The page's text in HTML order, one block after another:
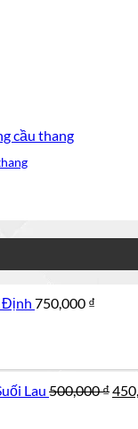
Định 750,000 ₫
Lau 500,000₫Giá